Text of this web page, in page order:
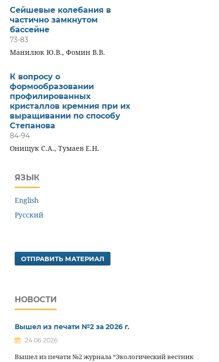
Сейшевые колебания в
частично замкнутом
бассейне
73-83
Манилюк Ю.В., Фомин В.В.
К вопросу о
формообразовании
профилированных
кристаллов кремния при их
выращивании по способу
Степанова
84-94
Онищук С.А., Тумаев Е.Н.
ЯЗЫК
English
Русский
ОТПРАВИТЬ МАТЕРИАЛ
НОВОСТИ
Вышел из печати №2 за 2026 г.
24.06.2026
Вышел из печати №2 журнала “Экологический вестник